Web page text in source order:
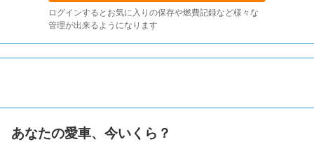
ログインするとお気に入りの保存や燃費記録など様々な
管理が出来るようになります
あなたの愛車、今いくら？